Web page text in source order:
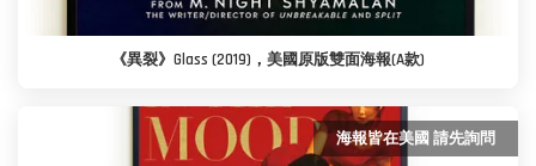
《異裂》Glass (2019)，美國原版雙面海報(A款)
海報皆在美國 請先詢問